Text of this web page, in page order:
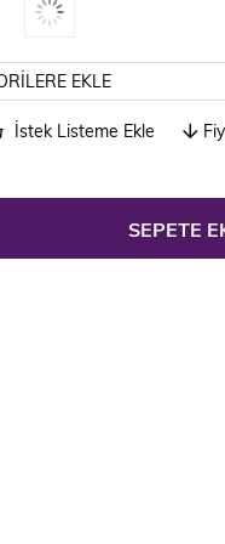
EKLE
İstek Listeme Ekle